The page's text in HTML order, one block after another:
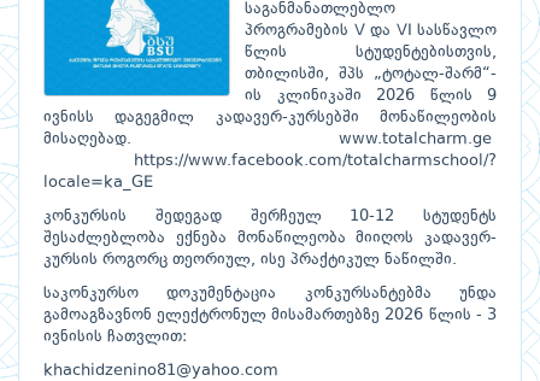
საგანმანათლებლო
პროგრამების V და VI სასწავლო
წლის სტუდენტებისთვის,
თბილისში, შპს „ტოტალ-შარმ“-
ის კლინიკაში 2026 წლის 9
ივნისს დაგეგმილ კადავერ-კურსებში მონაწილეობის
მისაღებად. www.totalcharm.ge
https://www.facebook.com/totalcharmschool/?
locale=ka_GE
კონკურსის შედეგად შერჩეულ 10-12 სტუდენტს
შესაძლებლობა ექნება მონაწილეობა მიიღოს კადავერ-
კურსის როგორც თეორიულ, ისე პრაქტიკულ ნაწილში.
საკონკურსო დოკუმენტაცია კონკურსანტებმა უნდა
გამოაგზავნონ ელექტრონულ მისამართებზე 2026 წლის - 3
ივნისის ჩათვლით:
khachidzenino81@yahoo.com